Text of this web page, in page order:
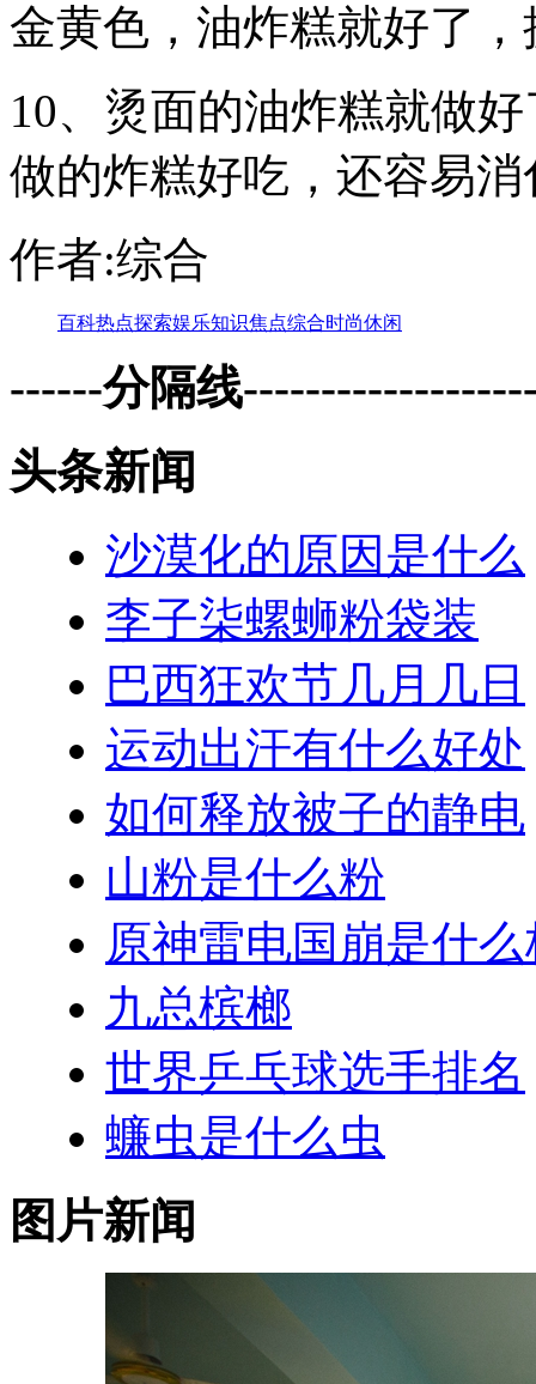
金黄色，油炸糕就好了
10、烫面的油炸糕就做
做的炸糕好吃，还容易消
作者:综合
百科热点探索娱乐知识焦点综合时尚休闲
------分隔线
头条新闻
沙漠化的原因是什么
李子柒螺蛳粉袋装
巴西狂欢节几月几日
运动出汗有什么好处
如何释放被子的静电
山粉是什么粉
原神雷电国崩是什么
九总槟榔
世界乒乓球选手排名
蠊虫是什么虫
图片新闻